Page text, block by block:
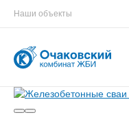
Наши объекты